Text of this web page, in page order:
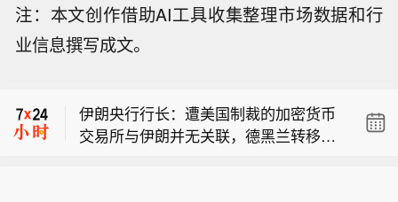
注：本文创作借助AI工具收集整理市场数据和行
业信息撰写成文。
泽连斯基：冲突结束后，乌克兰将获得
来自美国的 “力度极强” 的安全保障。
达”号从俄罗斯黑海港口新罗西斯克港起
航后遭到无人机袭击，多名船员受伤。
伊朗央行行长：遭美国制裁的加密货币
交易所与伊朗并无关联，德黑兰转移的